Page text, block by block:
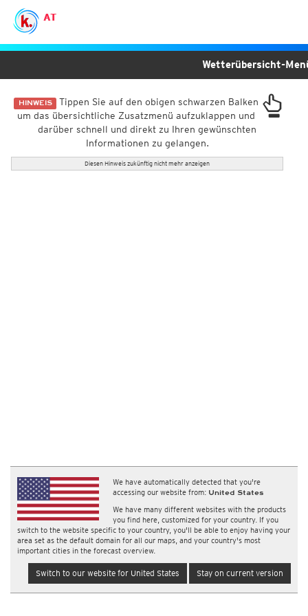
AT
HINWEIS Tippen Sie auf den obigen schwarzen Balken
um das übersichtliche Zusatzmenü aufzuklappen und
darüber schnell und direkt zu Ihren gewünschten
Informationen zu gelangen.
Diesen Hinweis zukünftig nicht mehr anzeigen
We have automatically detected that you're
accessing our website from: United States
We have many different websites with the products
you find here, customized for your country. If you
switch to the website specific to your country, you'll be able to enjoy having your
area set as the default domain for all our maps, and your country's most
important cities in the forecast overview.
Switch to our website for United States Stay on current version
Wetterübersicht-